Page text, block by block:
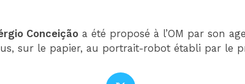
Conceição a été proposé à l’OM par son
sur le papier, au portrait-robot établi par le